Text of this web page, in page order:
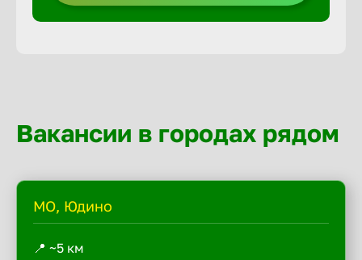
Вакансии в городах рядом
МО, Юдино
📍 ~5 км